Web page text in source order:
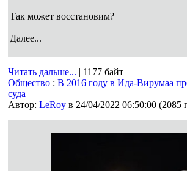
Так может восстановим?
Далее...
Читать дальше... | 1177 байт
Общество : В 2016 году в Ида-Вирумаа
суда
Автор: LeRoy в 24/04/2022 06:50:00 (2085